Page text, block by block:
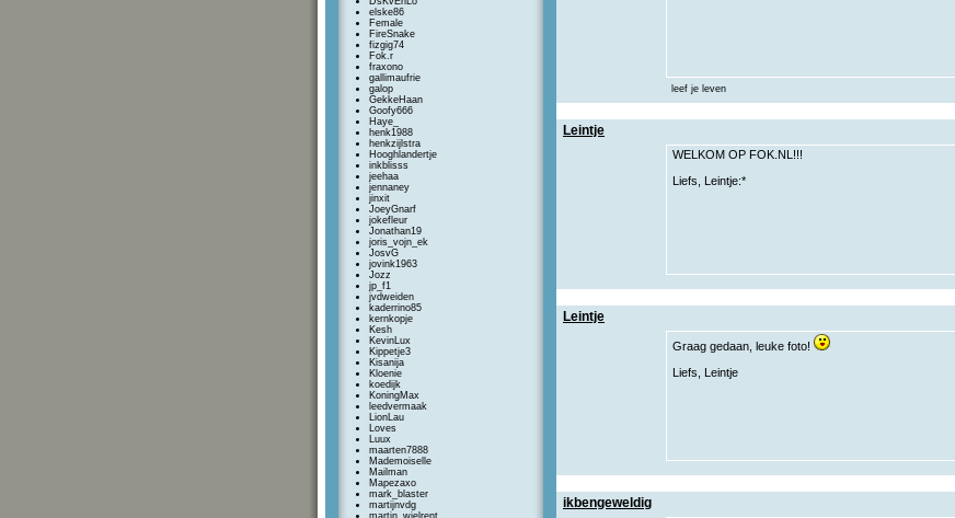
elske86
Female
FireSnake
fizgig74
Fok.r
fraxono
gallimaufrie
galop
GekkeHaan
Goofy666
Haye_
henk1988
henkzijlstra
Hooghlandertje
inkblisss
jeehaa
jennaney
jinxit
JoeyGnarf
jokefleur
Jonathan19
joris_vojn_ek
JosvG
jovink1963
Jozz
jp_f1
jvdweiden
kaderrino85
kernkopje
Kesh
KevinLux
Kippetje3
Kisanija
Kloenie
koedijk
KoningMax
leedvermaak
LionLau
Loves
Luux
maarten7888
Mademoiselle
Mailman
Mapezaxo
mark_blaster
martijnvdg
martin_wielrent
leef je leven
Leintje
WELKOM OP FOK.NL!!!
Liefs, Leintje:*
Leintje
Graag gedaan, leuke foto!
Liefs, Leintje
ikbengeweldig